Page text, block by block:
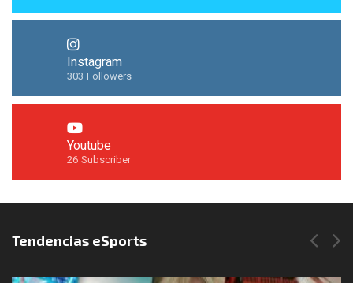
Instagram
303 Followers
Youtube
26 Subscriber
Síguenos en Instagram
Tendencias eSports